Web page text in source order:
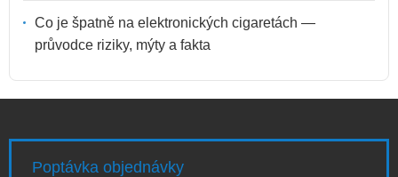
Co je špatně na elektronických cigaretách —
průvodce riziky, mýty a fakta
Poptávka objednávky